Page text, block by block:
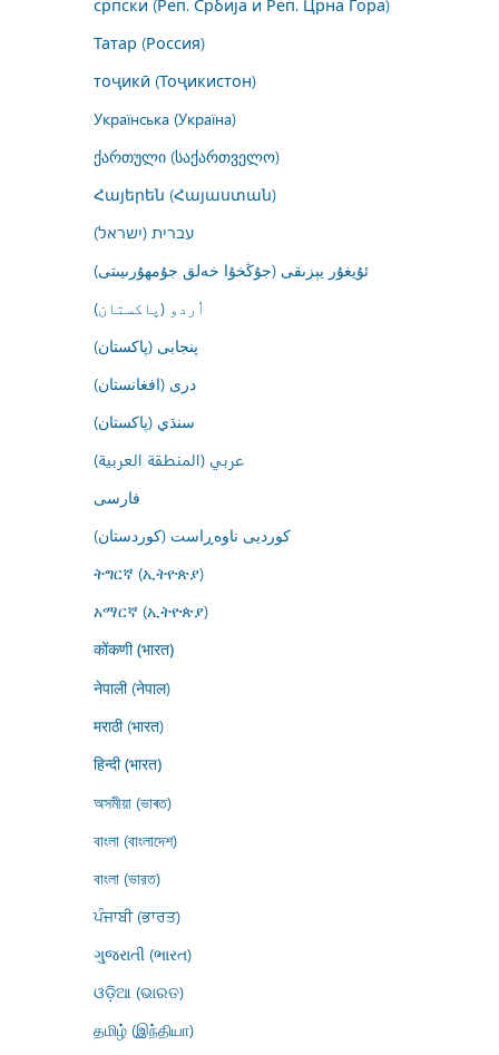
српски (Реп. Србија и Реп. Црна Гора)
Татар (Россия)
тоҷикӣ (Тоҷикистон)
Українська (Україна)
ქართული (საქართველო)
Հայերեն (Հայաստան)
עברית (ישראל)
ئۇيغۇر يېزىقى (جۇڭخۇا خەلق جۇمھۇرىيىتى)
اُردو (پاکستان)
پنجابی (پاکستان)
درى (افغانستان)
سنڌي (پاکستان)
عربي (المنطقة العربية)
فارسى
کوردیی ناوەڕاست (کوردستان)
ትግርኛ (ኢትዮጵያ)
አማርኛ (ኢትዮጵያ)
कोंकणी (भारत)
नेपाली (नेपाल)
मराठी (भारत)
हिन्दी (भारत)
অসমীয়া (ভাৰত)
বাংলা (বাংলাদেশ)
বাংলা (ভারত)
ਪੰਜਾਬੀ (ਭਾਰਤ)
ગુજરાતી (ભારત)
ଓଡ଼ିଆ (ଭାରତ)
தமிழ் (இந்தியா)